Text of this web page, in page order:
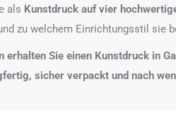
als Kunstdruck auf vier
zu welchem Einrichtungsstil sie
erhalten Sie einen Kunstdruck in
sicher verpackt und nach